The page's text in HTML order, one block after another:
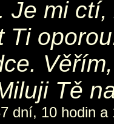
Je mi
Ti
Tě
dní, 10 hodin a